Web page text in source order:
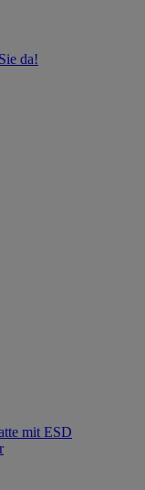
da!
mit ESD